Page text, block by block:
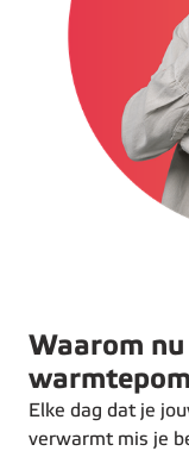
Waarom
Elke dag dat je
verwarmt mis je